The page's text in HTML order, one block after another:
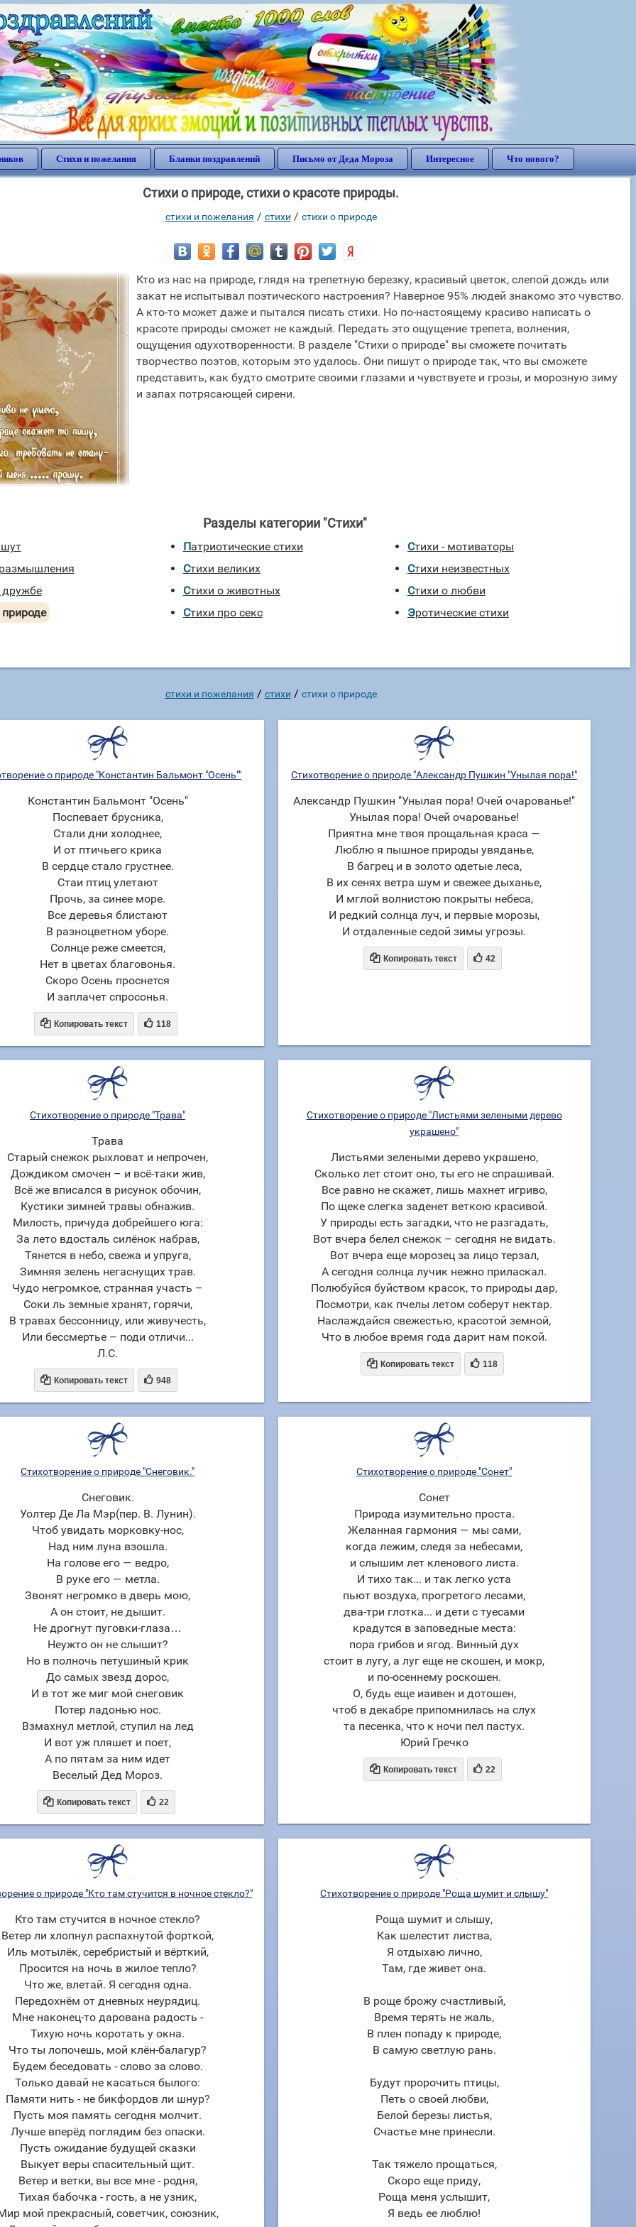
Стихи и пожелания Бланки поздравлений Письмо от Деда Мороза Интересное Что нового?
Стихи о природе, стихи о красоте природы.
стихи и пожелания / стихи / стихи о природе
Кто из нас на природе, глядя на трепетную березку, красивый цветок, слепой дождь или
закат не испытывал поэтического настроения? Наверное 95% людей знакомо это чувство.
А кто-то может даже и пытался писать стихи. Но по-настоящему красиво написать о
красоте природы сможет не каждый. Передать это ощущение трепета, волнения,
ощущения одухотворенности. В разделе "Стихи о природе" вы сможете почитать
творчество поэтов, которым это удалось. Они пишут о природе так, что вы сможете
представить, как будто смотрите своими глазами и чувствуете и грозы, и морозную зиму
и запах потрясающей сирени.
Разделы категории "Стихи"
Патриотические стихи
Стихи - мотиваторы
размышления
Стихи великих
Стихи неизвестных
дружбе
Стихи о животных
Стихи о любви
природе
Стихи про секс Эротические стихи
стихи и пожелания / стихи / стихи о природе
о природе "Константин Бальмонт "Осень""
Константин Бальмонт "Осень"
Поспевает брусника,
Стали дни холоднее,
И от птичьего крика
В сердце стало грустнее.
Стаи птиц улетают
Прочь, за синее море.
Все деревья блистают
В разноцветном уборе.
Солнце реже смеется,
Нет в цветах благовонья.
Скоро Осень проснется
И заплачет спросонья.
 Копировать текст  118
Стихотворение о природе "Александр Пушкин "Унылая пора!"
Александр Пушкин "Унылая пора! Очей очарованье!"
Унылая пора! Очей очарованье!
Приятна мне твоя прощальная краса —
Люблю я пышное природы увяданье,
В багрец и в золото одетые леса,
В их сенях ветра шум и свежее дыханье,
И мглой волнистою покрыты небеса,
И редкий солнца луч, и первые морозы,
И отдаленные седой зимы угрозы.
 Копировать текст  42
Стихотворение о природе "Трава"
Трава
Старый снежок рыхловат и непрочен,
Дождиком смочен – и всё-таки жив,
Всё же вписался в рисунок обочин,
Кустики зимней травы обнажив.
Милость, причуда добрейшего юга:
За лето вдосталь силёнок набрав,
Тянется в небо, свежа и упруга,
Зимняя зелень негаснущих трав.
Чудо негромкое, странная участь –
Соки ль земные хранят, горячи,
В травах бессонницу, или живучесть,
Или бессмертье – поди отличи...
Л.С.
 Копировать текст  948
Стихотворение о природе "Листьями зелеными дерево
украшено"
Листьями зелеными дерево украшено,
Сколько лет стоит оно, ты его не спрашивай.
Все равно не скажет, лишь махнет игриво,
По щеке слегка заденет веткою красивой.
У природы есть загадки, что не разгадать,
Вот вчера белел снежок – сегодня не видать.
Вот вчера еще морозец за лицо терзал,
А сегодня солнца лучик нежно приласкал.
Полюбуйся буйством красок, то природы дар,
Посмотри, как пчелы летом соберут нектар.
Наслаждайся свежестью, красотой земной,
Что в любое время года дарит нам покой.
 Копировать текст  118
Стихотворение о природе "Снеговик."
Снеговик.
Уолтер Де Ла Мэр(пер. В. Лунин).
Чтоб увидать морковку-нос,
Над ним луна взошла.
На голове его — ведро,
В руке его — метла.
Звонят негромко в дверь мою,
А он стоит, не дышит.
Не дрогнут пуговки-глаза…
Неужто он не слышит?
Но в полночь петушиный крик
До самых звезд дорос,
И в тот же миг мой снеговик
Потер ладонью нос.
Взмахнул метлой, ступил на лед
И вот уж пляшет и поет,
А по пятам за ним идет
Веселый Дед Мороз.
 Копировать текст  22
Стихотворение о природе "Сонет"
Сонет
Природа изумительно проста.
Желанная гармония — мы сами,
когда лежим, следя за небесами,
и слышим лет кленового листа.
И тихо так... и так легко уста
пьют воздуха, прогретого лесами,
два-три глотка... и дети с туесами
крадутся в заповедные места:
пора грибов и ягод. Винный дух
стоит в лугу, а луг еще не скошен, и мокр,
и по-осеннему роскошен.
О, будь еще иаивен и дотошен,
чтоб в декабре припомнилась на слух
та песенка, что к ночи пел пастух.
Юрий Гречко
 Копировать текст  22
о природе "Кто там стучится в ночное стекло?"
Кто там стучится в ночное стекло?
Ветер ли хлопнул распахнутой форткой,
Иль мотылёк, серебристый и вёрткий,
Просится на ночь в жилое тепло?
Что же, влетай. Я сегодня одна.
Передохнём от дневных неурядиц.
Мне наконец-то дарована радость -
Тихую ночь коротать у окна.
Что ты лопочешь, мой клён-балагур?
Будем беседовать - слово за слово.
Только давай не касаться былого:
Памяти нить - не бикфордов ли шнур?
Пусть моя память сегодня молчит.
Лучше вперёд поглядим без опаски.
Пусть ожидание будущей сказки
Выкует веры спасительный щит.
Ветер и ветки, вы все мне - родня,
Тихая бабочка - гость, а не узник,
мой прекрасный, советчик, союзник,
Стихотворение о природе "Роща шумит и слышу"
Роща шумит и слышу,
Как шелестит листва,
Я отдыхаю лично,
Там, где живет она.
В роще брожу счастливый,
Время терять не жаль,
В плен попаду к природе,
В самую светлую рань.
Будут пророчить птицы,
Петь о своей любви,
Белой березы листья,
Счастье мне принесли.
Так тяжело прощаться,
Скоро еще приду,
Роща меня услышит,
Я ведь ее люблю!